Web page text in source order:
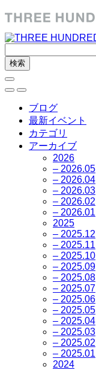
ブログ
最新イベント
カテゴリ
アーカイブ
2026
– 2026.05
– 2026.04
– 2026.03
– 2026.02
– 2026.01
2025
– 2025.12
– 2025.11
– 2025.10
– 2025.09
– 2025.08
– 2025.07
– 2025.06
– 2025.05
– 2025.04
– 2025.03
– 2025.02
– 2025.01
2024